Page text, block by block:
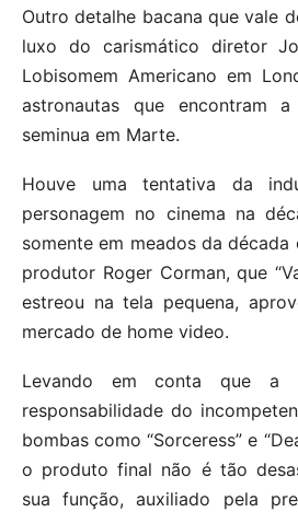
Outro detalhe bacana que vale
luxo do carismático diretor
Lobisomem Americano em
astronautas que encontram
seminua em Marte.
Houve uma tentativa da
personagem no cinema na
somente em meados da
produtor Roger Corman, que
estreou na tela pequena,
mercado de home video.
Levando em conta que a
responsabilidade do
bombas como “Sorceress” e
o produto final não é tão
sua função, auxiliado pela